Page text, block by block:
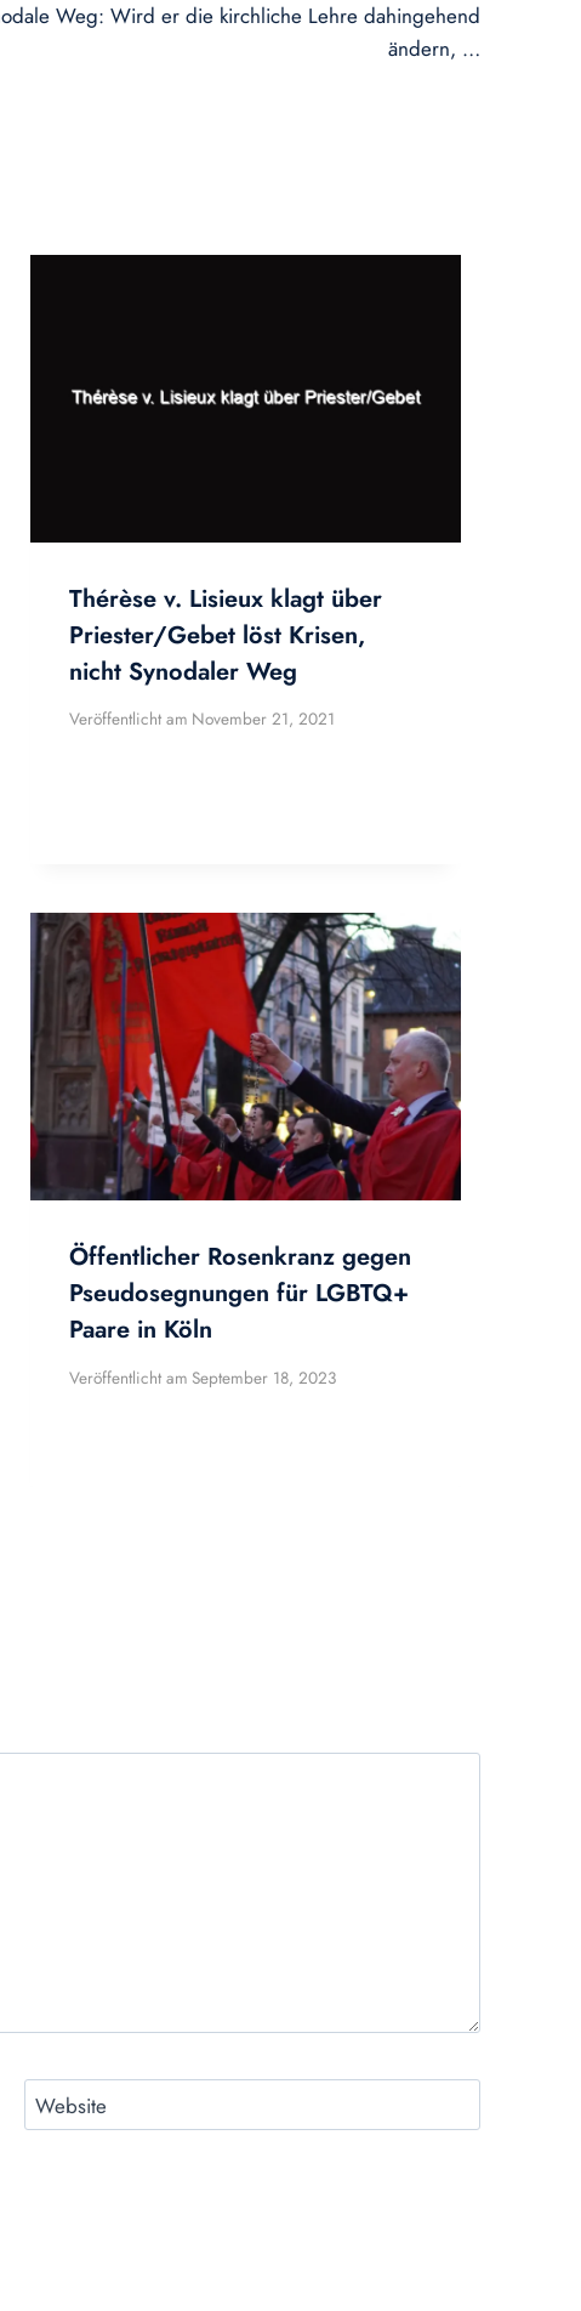
Weg: Wird er die kirchliche Lehre dahingehend
ändern, …
Thérèse v. Lisieux klagt über
Priester/Gebet löst Krisen,
nicht Synodaler Weg
Veröffentlicht am November 21, 2021
Öffentlicher Rosenkranz gegen
Pseudosegnungen für LGBTQ+
Paare in Köln
Veröffentlicht am September 18, 2023
Website